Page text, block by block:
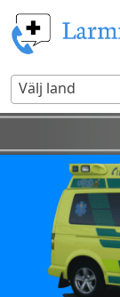
Välj land